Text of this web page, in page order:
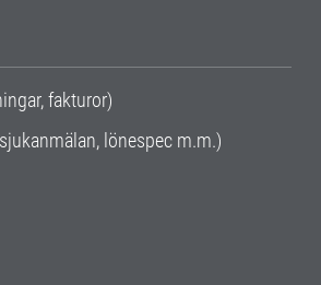
fakturor)
lönespec m.m.)